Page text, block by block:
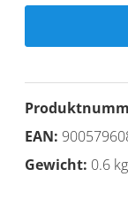
EAN:
Gewicht: 0.6 kg